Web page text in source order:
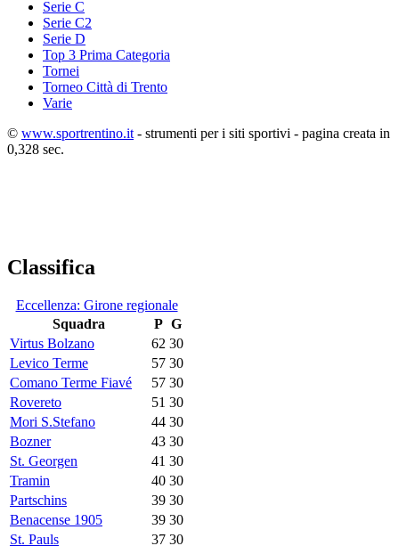
Serie C
Serie C2
Serie D
Top 3 Prima Categoria
Tornei
Torneo Città di Trento
Varie
© www.sportrentino.it - strumenti per i siti sportivi - pagina creata in
0,328 sec.
Classifica
Eccellenza: Girone regionale
Squadra
P G
Virtus Bolzano
62 30
Levico Terme
57 30
Comano Terme Fiavé
57 30
Rovereto
51 30
Mori S.Stefano
44 30
Bozner
43 30
St. Georgen
41 30
Tramin
40 30
Partschins
39 30
Benacense 1905
39 30
St. Pauls
37 30